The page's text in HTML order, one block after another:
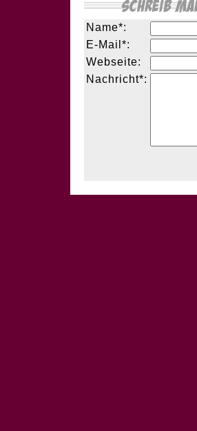
Name*:
E-Mail*:
Webseite:
Nachricht*: